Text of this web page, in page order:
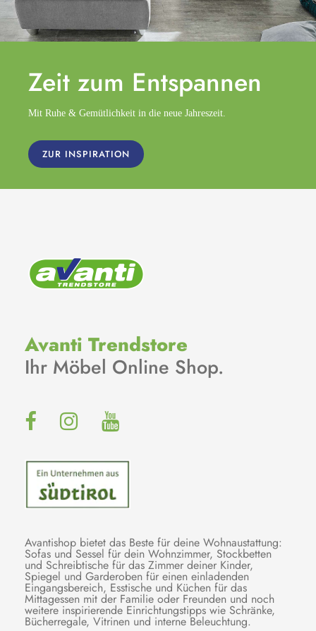
Zeit zum Entspannen
Mit Ruhe & Gemütlichkeit in die neue Jahreszeit.
ZUR INSPIRATION
Avanti Trendstore
Ihr Möbel Online Shop.
Avantishop bietet das Beste für deine Wohnaustattung:
Sofas und Sessel für dein Wohnzimmer, Stockbetten
und Schreibtische für das Zimmer deiner Kinder,
Spiegel und Garderoben für einen einladenden
Eingangsbereich, Esstische und Küchen für das
Mittagessen mit der Familie oder Freunden und noch
weitere inspirierende Einrichtungstipps wie Schränke,
Bücherregale, Vitrinen und interne Beleuchtung.